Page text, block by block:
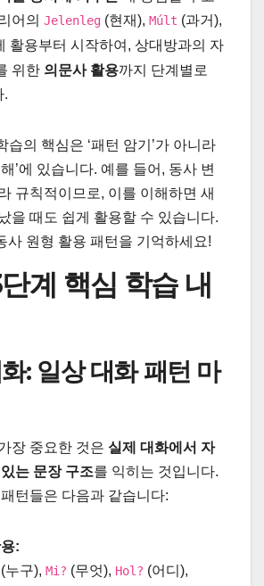
어의 Jelenleg (현재), Múlt (과거),
활용부터 시작하여, 상대방과의 자
위한 의문사 활용까지 단계별로
.
습의 핵심은 ‘패턴 암기’가 아니라
’에 있습니다. 예를 들어, 동사 변
규칙적이므로, 이를 이해하면 새
을 때도 쉽게 활용할 수 있습니다.
사 원형 활용 패턴을 기억하세요!
계 핵심 학습 내
: 일상 대화 패턴 마
장 중요한 것은 실제 대화에서 자
는 문장 구조를 익히는 것입니다.
턴들은 다음과 같습니다:
:
(누구), Mi? (무엇), Hol? (어디),